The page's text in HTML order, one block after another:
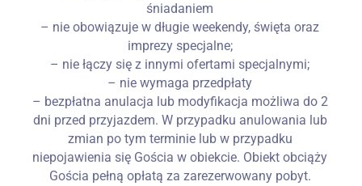
śniadaniem
– nie obowiązuje w długie weekendy, święta oraz
imprezy specjalne;
– nie łączy się z innymi ofertami specjalnymi;
– nie wymaga przedpłaty
– bezpłatna anulacja lub modyfikacja możliwa do 2
dni przed przyjazdem. W przypadku anulowania lub
zmian po tym terminie lub w przypadku
niepojawienia się Gościa w obiekcie. Obiekt obciąży
Gościa pełną opłatą za zarezerwowany pobyt.